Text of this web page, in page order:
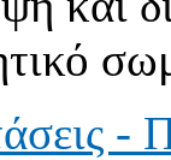
-